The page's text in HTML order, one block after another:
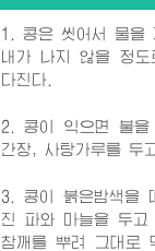
1. 콩은 씻어서 물을
내가 나지 않을 정
다진다.
2. 콩이 익으면 불을
간장, 사탕가루를 두
3. 콩이 붉은밤색을
진 파와 마늘을 두
참깨를 뿌려 그대로